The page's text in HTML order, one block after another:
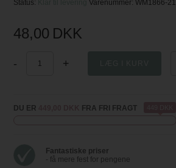
Status: Klar til leveringVarenummer:WM1866-21
48,00 DKK
- +
DU ER FRA FRI FRAGT
Fantastiske priser
- få mere fest for pengene